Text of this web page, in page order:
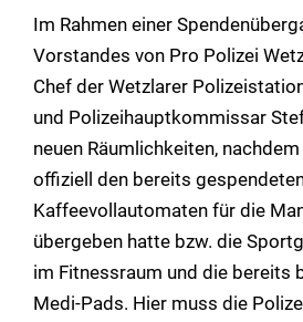
Im Rahmen einer
Vorstandes von Pro Polizei
Chef der Wetzlarer
und Polizeihauptkommissar
neuen Räumlichkeiten,
offiziell den bereits
Kaffeevollautomaten für die
übergeben hatte bzw. die
im Fitnessraum und die bereits
Medi-Pads. Hier muss die